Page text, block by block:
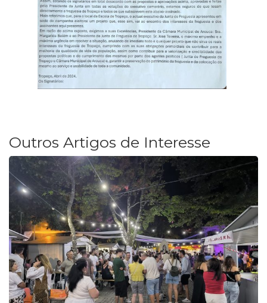
Outros Artigos de Interesse